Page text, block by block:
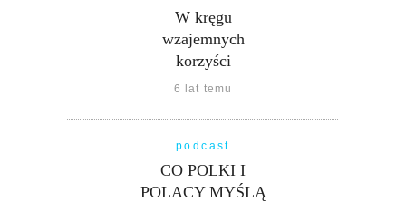
W kręgu
wzajemnych
korzyści
6 lat temu
podcast
CO POLKI I
POLACY MYŚLĄ